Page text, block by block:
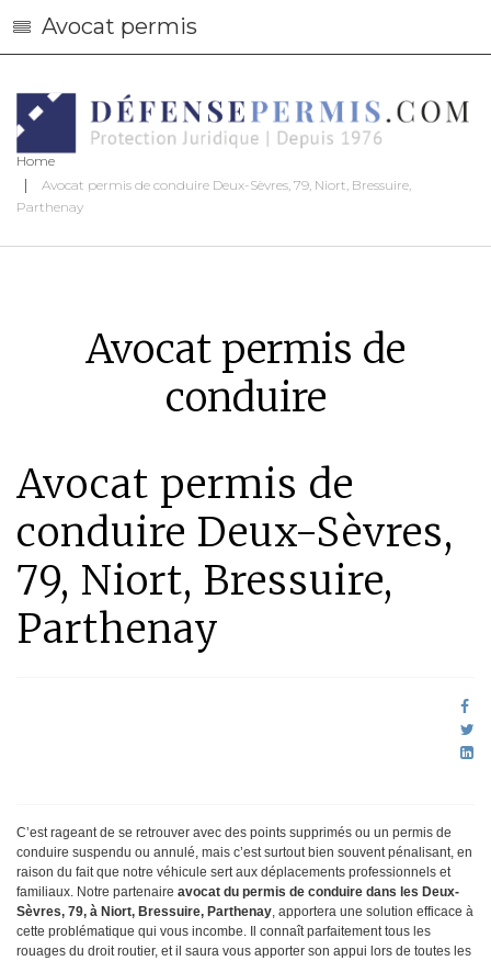
Avocat permis
Home
Avocat permis de conduire Deux-Sèvres, 79, Niort, Bressuire,
Parthenay
Avocat permis de
conduire
Avocat permis de
conduire Deux-Sèvres,
79, Niort, Bressuire,
Parthenay
C’est rageant de se retrouver avec des points supprimés ou un permis de
conduire suspendu ou annulé, mais c’est surtout bien souvent pénalisant, en
raison du fait que notre véhicule sert aux déplacements professionnels et
familiaux. Notre partenaire avocat du permis de conduire dans les Deux-
Sèvres, 79, à Niort, Bressuire, Parthenay, apportera une solution efficace à
cette problématique qui vous incombe. Il connaît parfaitement tous les
rouages du droit routier, et il saura vous apporter son appui lors de toutes les